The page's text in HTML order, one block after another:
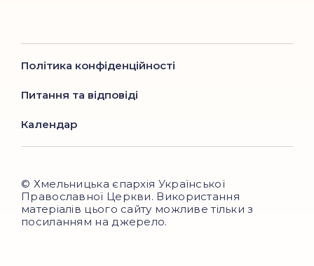
Політика конфіденційності
Питання та відповіді
Календар
© Хмельницька єпархія Української
Православної Церкви. Використання
матеріалів цього сайту можливе тільки з
посиланням на джерело.